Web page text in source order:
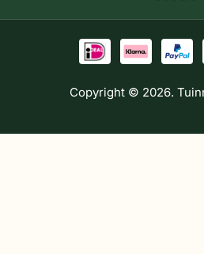
Copyright © 2026.